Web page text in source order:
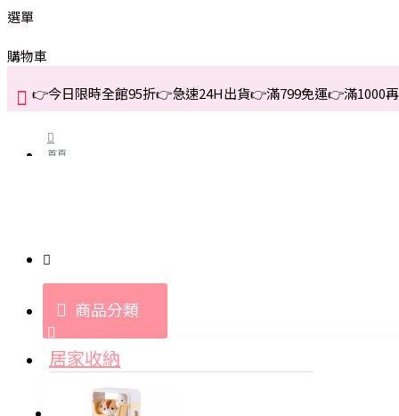
選單
購物車
👉今日限時全館95折👉急速24H出貨👉滿799免運👉滿1000
首頁
商品分類
居家收納
登入